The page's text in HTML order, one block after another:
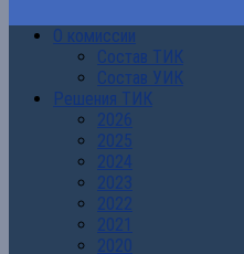
О комиссии
Состав ТИК
Состав УИК
Решения ТИК
2026
2025
2024
2023
2022
2021
2020